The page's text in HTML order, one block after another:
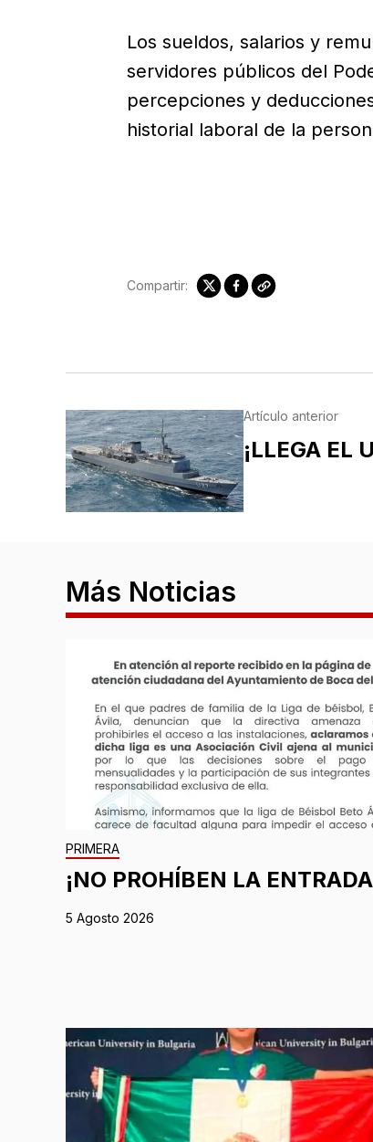
Los sueldos, salarios y
servidores públicos del
percepciones y
historial laboral de la
Compartir:
Artículo anterior
¡LLEGA EL
Más Noticias
PRIMERA
¡NO PROHÍBEN LA
5 Agosto 2026